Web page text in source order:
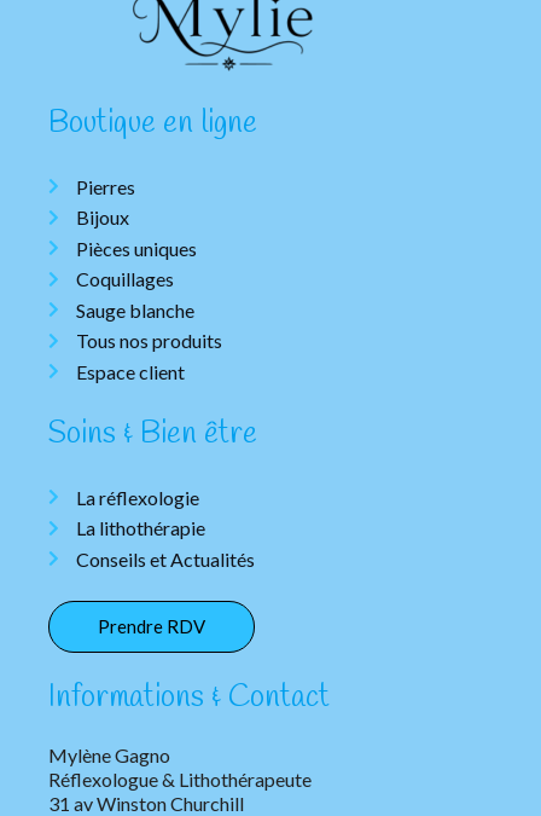
Boutique en ligne
Pierres
Bijoux
Pièces uniques
Coquillages
Sauge blanche
Tous nos produits
Espace client
Soins & Bien être
La réflexologie
La lithothérapie
Conseils et Actualités
Prendre RDV
Informations & Contact
Mylène Gagno
Réflexologue & Lithothérapeute
31 av Winston Churchill